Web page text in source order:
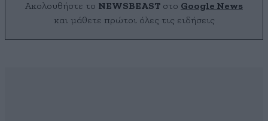
Ακολουθήστε το NEWSBEAST στο Google News
και μάθετε πρώτοι όλες τις ειδήσεις